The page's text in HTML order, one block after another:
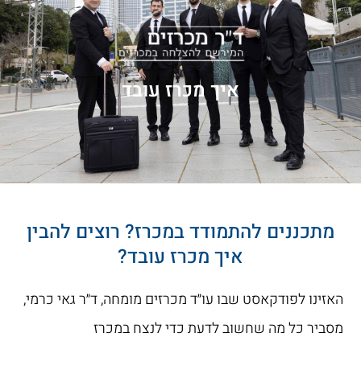
איך מכרז עובד
מתכננים להתמודד במכרז? רוצים להבין
איך מכרז עובד?
האזינו לפודקאסט שבו עו״ד מכרזים מומחה, ד״ר גאי כרמי,
מסביר כל מה שחשוב לדעת כדי לנצח במכרז